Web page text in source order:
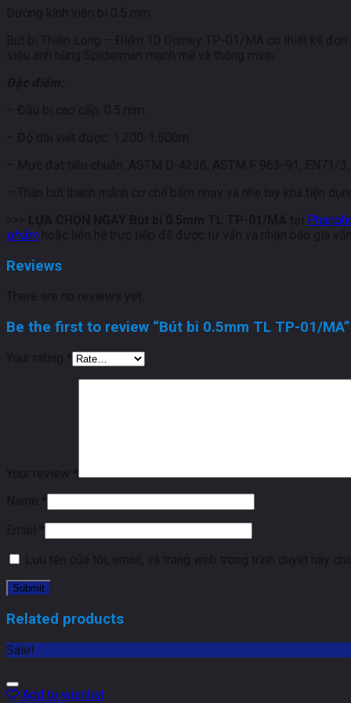
Đường kính viên bi 0.5 mm
Bút bi Thiên Long – Điểm 10 Disney TP-01/MA có thiết kế
siêu anh hùng Spiderman mạnh mẽ và thông minh.
Đặc điểm:
– Đầu bi cao cấp: 0.5 mm.
– Độ dài viết được: 1.200-1.500m.
– Mực đạt tiêu chuẩn: ASTM D-4236, ASTM F 963-91, EN71/3,
– Thân bút thanh mảnh cơ chế bấm nhạy và nhẹ tay khá tiện
>>> LỰA CHỌN NGAY Bút bi 0.5mm TL TP-01/MA tại
phẩm hoặc liên hệ trực tiếp để được tư vấn và nhận báo giá
Reviews
There are no reviews yet.
Be the first to review “Bút bi 0.5mm TL TP-01/MA”
Your rating *
Your review *
Name *
Email *
Lưu tên của tôi, email, và trang web trong trình duyệt này
Related products
Sale!
Add to wishlist